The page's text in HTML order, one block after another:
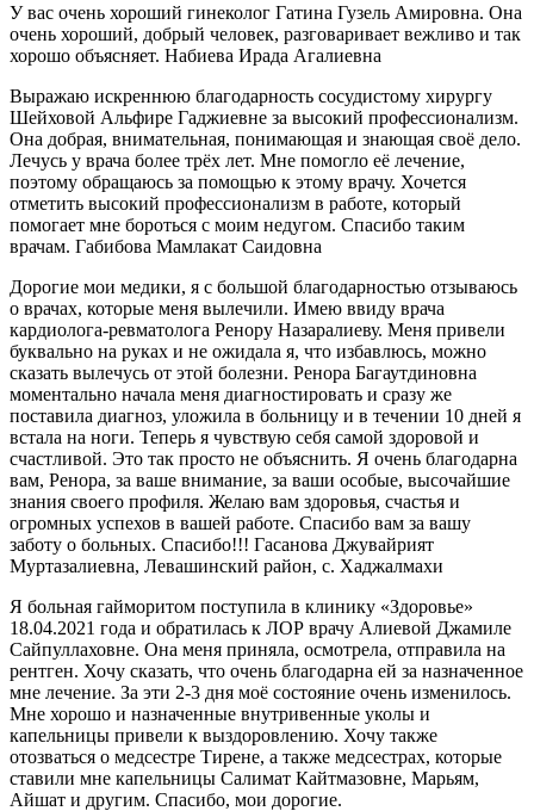
У вас очень хороший гинеколог Гатина Гузель Амировна. Она
очень хороший, добрый человек, разговаривает вежливо и так
хорошо объясняет. Набиева Ирада Агалиевна
Выражаю искреннюю благодарность сосудистому хирургу
Шейховой Альфире Гаджиевне за высокий профессионализм.
Она добрая, внимательная, понимающая и знающая своё дело.
Лечусь у врача более трёх лет. Мне помогло её лечение,
поэтому обращаюсь за помощью к этому врачу. Хочется
отметить высокий профессионализм в работе, который
помогает мне бороться с моим недугом. Спасибо таким
врачам. Габибова Мамлакат Саидовна
Дорогие мои медики, я с большой благодарностью отзываюсь
о врачах, которые меня вылечили. Имею ввиду врача
кардиолога-ревматолога Ренору Назаралиеву. Меня привели
буквально на руках и не ожидала я, что избавлюсь, можно
сказать вылечусь от этой болезни. Ренора Багаутдиновна
моментально начала меня диагностировать и сразу же
поставила диагноз, уложила в больницу и в течении 10 дней я
встала на ноги. Теперь я чувствую себя самой здоровой и
счастливой. Это так просто не объяснить. Я очень благодарна
вам, Ренора, за ваше внимание, за ваши особые, высочайшие
знания своего профиля. Желаю вам здоровья, счастья и
огромных успехов в вашей работе. Спасибо вам за вашу
заботу о больных. Спасибо!!! Гасанова Джувайрият
Муртазалиевна, Левашинский район, с. Хаджалмахи
Я больная гайморитом поступила в клинику «Здоровье»
18.04.2021 года и обратилась к ЛОР врачу Алиевой Джамиле
Сайпуллаховне. Она меня приняла, осмотрела, отправила на
рентген. Хочу сказать, что очень благодарна ей за назначенное
мне лечение. За эти 2-3 дня моё состояние очень изменилось.
Мне хорошо и назначенные внутривенные уколы и
капельницы привели к выздоровлению. Хочу также
отозваться о медсестре Тирене, а также медсестрах, которые
ставили мне капельницы Салимат Кайтмазовне, Марьям,
Айшат и другим. Спасибо, мои дорогие.